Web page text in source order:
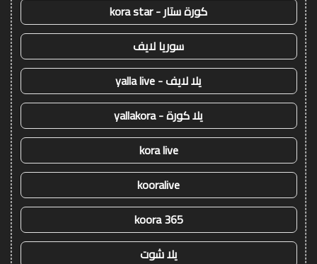
كورة ستار - kora star
سوريا لايف
يلا لايف - yalla live
يلا كورة - yallakora
kora live
kooralive
koora 365
يلا شوت